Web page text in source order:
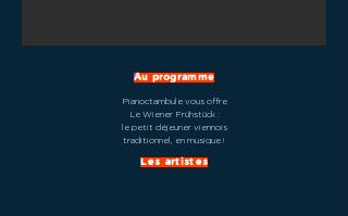
Au programme
Pianoctambule vous offre
Le Wiener Frühstück :
le petit déjeuner viennois
traditionnel, en musique !
Les artistes